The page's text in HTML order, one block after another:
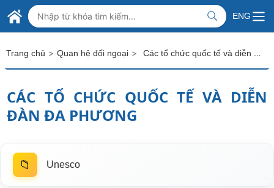
Skip to Main Content
BỘ NGOẠI GIAO VIỆT NAM
MINISTRY OF FOREIGN AFFAIRS
ENG
Trang chủ > Quan hệ đối ngoại > Các tổ chức quốc tế và diễn đàn đa phương
CÁC TỔ CHỨC QUỐC TẾ VÀ DIỄN
ĐÀN ĐA PHƯƠNG
📁 Unesco